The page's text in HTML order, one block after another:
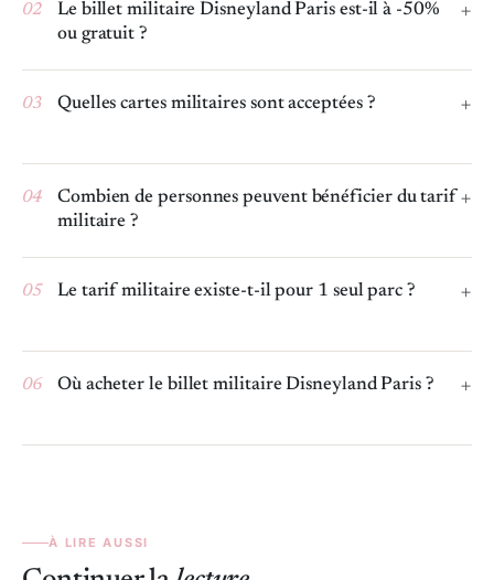
02
Le billet militaire Disneyland Paris est-il à -50%
ou gratuit ?
03 Quelles cartes militaires sont acceptées ?
04
Combien de personnes peuvent bénéficier du tarif
militaire ?
05 Le tarif militaire existe-t-il pour 1 seul parc ?
06 Où acheter le billet militaire Disneyland Paris ?
À LIRE AUSSI